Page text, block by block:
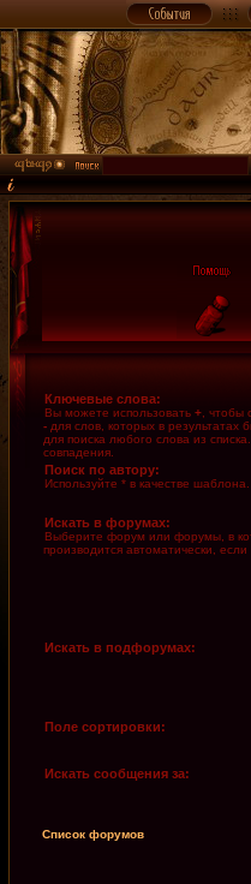
Ключевые слова:
Вы можете использовать + ,
- для слов, которых в
для поиска любого слова из
совпадения.
Поиск по автору:
Используйте * в качестве шаблона.
Искать в форумах:
Выберите форум или форумы, в
производится автоматически,
Искать в подфорумах:
Поле сортировки:
Искать сообщения за:
Список форумов